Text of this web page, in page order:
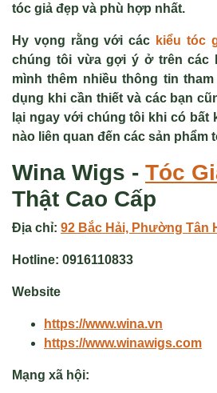
tóc giả đẹp và phù hợp nhất.
Hy vọng rằng với các kiểu tóc
chúng tôi vừa gợi ý ở trên các
mình thêm nhiều thông tin
dụng khi cần thiết và các bạn
lại ngay với chúng tôi khi có bất
nào liên quan đến các sản phẩm
Wina Wigs - Tóc
Thật Cao Cấp
Địa chỉ: 92 Bắc Hải, Phường Tân
Hotline: 0916110833
Website
https://www.wina.vn
https://www.winawigs.com
Mạng xã hội: